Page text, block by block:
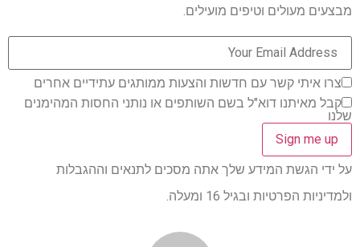
מבצעים מעולים וטיפים מועילים.
צרו איתי קשר עם חדשות והצעות ממותגים עתידיים אחרים
קבל מאיתנו דוא"ל בשם השותפים או נותני החסות המהימנים
שלנו
על ידי הגשת המידע שלך אתה מסכים לתנאים וההגבלות
ולמדיניות הפרטיות ובגיל 16 ומעלה.